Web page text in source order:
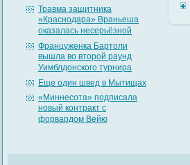
Травма защитника
«Краснодара» Враньеша
оказалась несерьёзной
Француженка Бартоли
вышла во второй раунд
Уимблдонского турнира
Еще один швед в Мытищах
«Миннесота» подписала
новый контракт с
форвардом Вейю